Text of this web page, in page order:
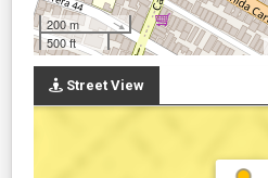
200 m
500 ft
Street View